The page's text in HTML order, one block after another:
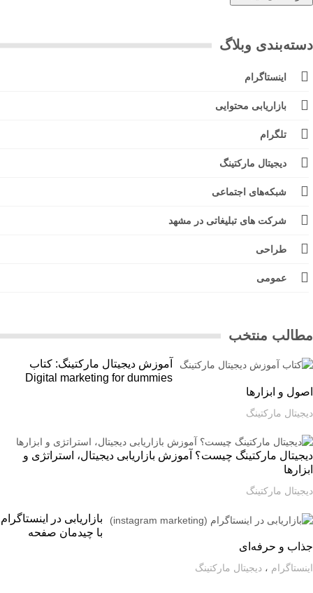
وبلاگ
اینستاگرام
بازاریابی محتوایی
تلگرام
دیجیتال مارکتینگ
شبکه‌های اجتماعی
شرکت های تبلیغاتی در مشهد
طراحی
عمومی
منتخب
آموزش دیجیتال مارکتینگ: کتاب
Digital marketing for dummies
و ابزارها
مارکتینگ
مارکتینگ چیست؟ آموزش بازاریابی دیجیتال، استراتژی و
مارکتینگ
بازاریابی در اینستاگرام
با چیدمان صفحه
و حرفه‌ای
،دیجیتال مارکتینگ